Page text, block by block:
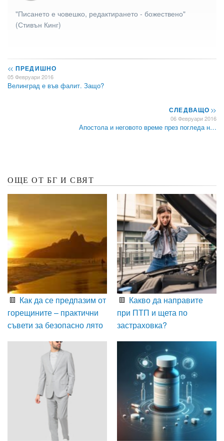
"Писането е човешко, редактирането - божествено"
(Стивън Кинг)
<< ПРЕДИШНО
05 Февруари 2016
Велинград е във фалит. Защо?
СЛЕДВАЩО>>
06 Февруари 2016
Апостола и неговото време през погледа н…
ОЩЕ ОТ БГ И СВЯТ
Как да се предпазим от
горещините – практични
съвети за безопасно лято
Какво да направите
при ПТП и щета по
застраховка?